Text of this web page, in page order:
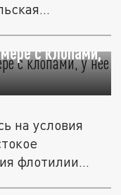
с клопами,
на условия
флотилии...